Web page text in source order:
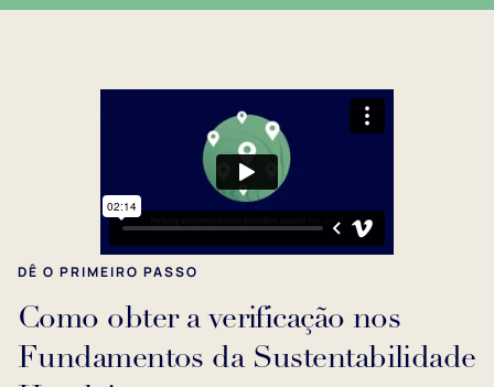
DÊ O PRIMEIRO PASSO
Como obter a verificação nos
Fundamentos da Sustentabilidade